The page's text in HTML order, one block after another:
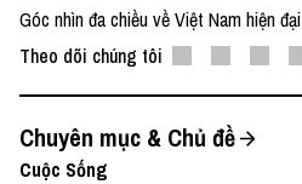
Góc nhìn đa chiều về Việt Nam hiện đại
Theo dõi chúng tôi
Chuyên mục & Chủ đề
Cuộc Sống